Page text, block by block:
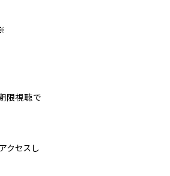
限視聴で
クセスし